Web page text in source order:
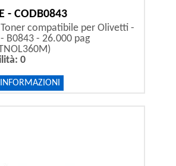
- CODB0843
compatibile per Olivetti -
B0843 - 26.000 pag
0